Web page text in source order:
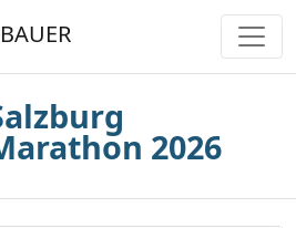
2026